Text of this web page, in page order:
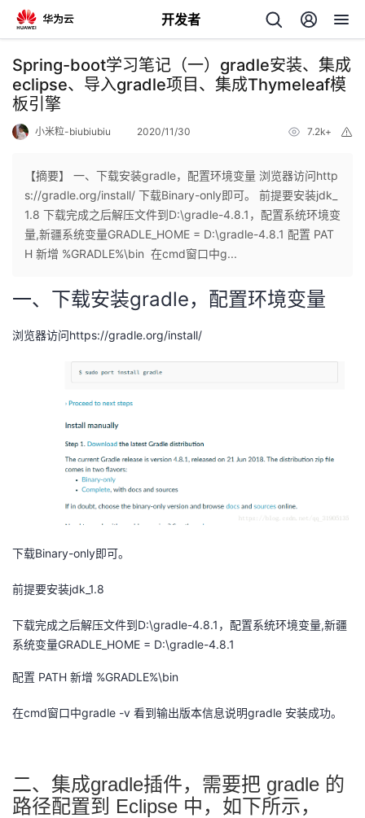
开发者
返
回
个
人
我
客
论
坛
的
圈
子
我
的
直
我
的
我
我
的
发
我
Programs
的
Spring-boot学习笔记（一）gradle安装、集成
eclipse、导入gradle项目、集成Thymeleaf模
板引擎
小米粒-biubiubiu 2020/11/30 7.2k+
【摘要】 一、下载安装gradle，配置环境变量 浏览器访问http
s://gradle.org/install/ 下载Binary-only即可。 前提要安装jdk_
1.8 下载完成之后解压文件到D:\gradle-4.8.1，配置系统环境变
量,新疆系统变量GRADLE_HOME = D:\gradle-4.8.1 配置 PAT
H 新增 %GRADLE%\bin 在cmd窗口中g...
一、下载安装gradle，配置环境变量
浏览器访问https://gradle.org/install/
下载Binary-only即可。
前提要安装jdk_1.8
下载完成之后解压文件到D:\gradle-4.8.1，配置系统环境变量,新疆
系统变量GRADLE_HOME = D:\gradle-4.8.1
配置 PATH 新增 %GRADLE%\bin
在cmd窗口中gradle -v 看到输出版本信息说明gradle 安装成功。
二、集成gradle插件，需要把 gradle 的
路径配置到 Eclipse 中，如下所示，